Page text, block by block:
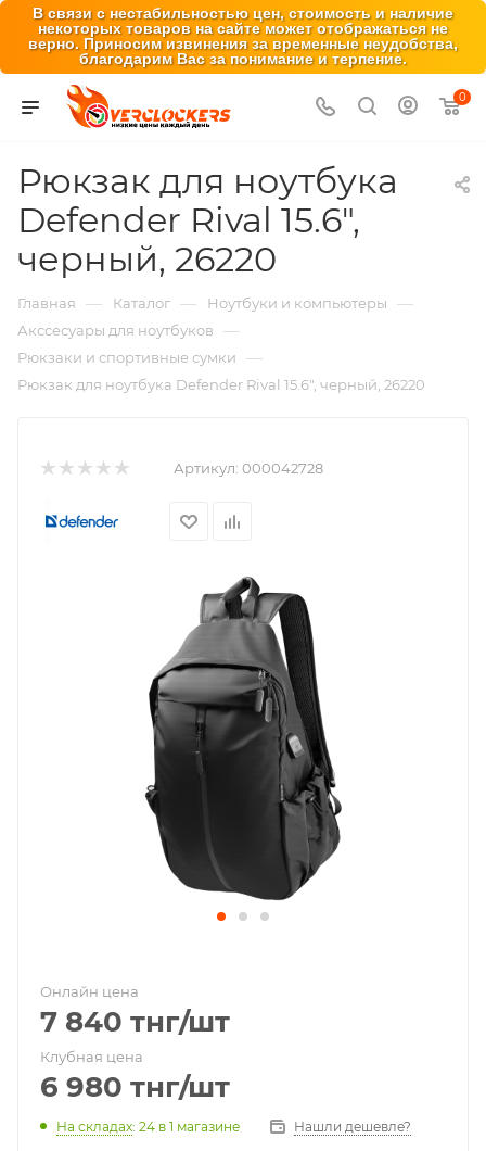
В связи с нестабильностью цен, стоимость и наличие
некоторых товаров на сайте может отображаться не
верно. Приносим извинения за временные неудобства,
благодарим Вас за понимание и терпение.
0
Рюкзак для ноутбука
Defender Rival 15.6",
черный, 26220
Главная — Каталог — Ноутбуки и компьютеры —
Акссесуары для ноутбуков —
Рюкзаки и спортивные сумки —
Рюкзак для ноутбука Defender Rival 15.6", черный, 26220
Артикул: 000042728
Онлайн цена
7 840 тнг/шт
Клубная цена
6 980 тнг/шт
На складах: 24 в 1 магазине Нашли дешевле?